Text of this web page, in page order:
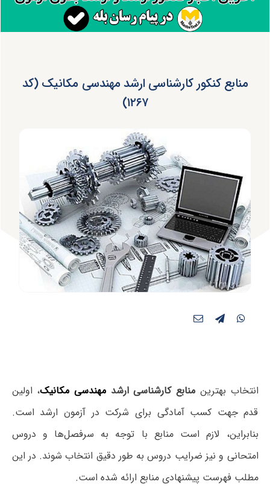
منابع کنکور کارشناسی ارشد مهندسی مکانیک (کد
۱۲۶۷)
انتخاب بهترین منابع کارشناسی ارشدمهندسی مکانیک، اولین
قدم جهت کسب آمادگی برای شرکت در آزمون ارشد است.
بنابراین، لازم است منابع با توجه به سرفصل‌ها و دروس
امتحانی و نیز ضرایب دروس به طور دقیق انتخاب شوند. در این
مطلب فهرست پیشنهادی منابع ارائه شده است.